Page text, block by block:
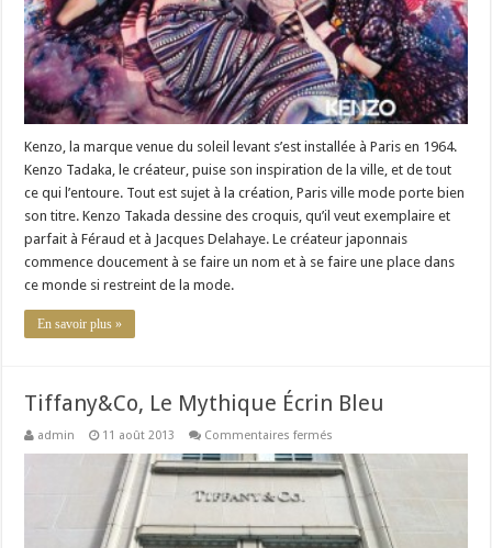
Kenzo, la marque venue du soleil levant s’est installée à Paris en 1964.
Kenzo Tadaka, le créateur, puise son inspiration de la ville, et de tout
ce qui l’entoure. Tout est sujet à la création, Paris ville mode porte bien
son titre. Kenzo Takada dessine des croquis, qu’il veut exemplaire et
parfait à Féraud et à Jacques Delahaye. Le créateur japonnais
commence doucement à se faire un nom et à se faire une place dans
ce monde si restreint de la mode.
En savoir plus »
Tiffany&Co, Le Mythique Écrin Bleu
admin 11 août 2013 Commentaires fermés
Le
Mythique
Écrin
Bleu